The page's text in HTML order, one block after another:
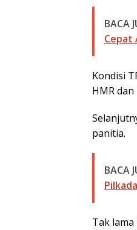
BACA
Cepat
Kondisi
HMR
panitia.
BACA
Tak